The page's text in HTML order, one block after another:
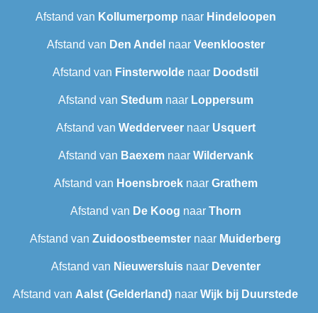
Afstand van Kollumerpomp naar Hindeloopen
Afstand van Den Andel naar Veenklooster
Afstand van Finsterwolde naar Doodstil
Afstand van Stedumnaar Loppersum
Afstand van Wedderveernaar Usquert
Afstand van Baexemnaar Wildervank
Afstand van Hoensbroeknaar Grathem
Afstand van De Koog naar Thorn
Afstand van Zuidoostbeemster naar Muiderberg
Afstand van Nieuwersluisnaar Deventer
Afstand van Aalst (Gelderland) naar Wijk bij Duurstede